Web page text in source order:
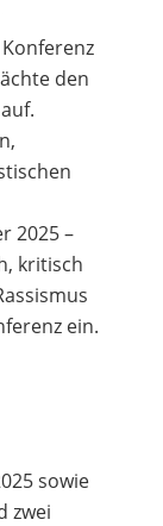
den
2025 –
kritisch
ein.
sowie
zwei